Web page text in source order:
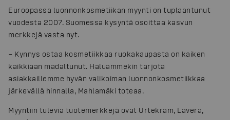
Euroopassa luonnonkosmetiikan myynti on tuplaantunut
vuodesta 2007. Suomessa kysyntä osoittaa kasvun
merkkejä vasta nyt.
– Kynnys ostaa kosmetiikkaa ruokakaupasta on kaiken
kaikkiaan madaltunut. Haluammekin tarjota
asiakkaillemme hyvän valikoiman luonnonkosmetiikkaa
järkevällä hinnalla, Mahlamäki toteaa.
Myyntiin tulevia tuotemerkkejä ovat Urtekram, Lavera,